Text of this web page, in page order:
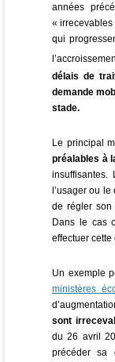
années
« irrecevables
qui
délais de
demande
stade.
Le principal
préalables à
insuffisantes.
l’usager ou
de régler son
Dans le cas
effectuer
Un exemple
ministères
sont
du 26 avril
précéder sa